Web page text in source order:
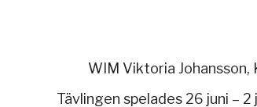
WIM Viktoria Johansson,
Tävlingen spelades 26 juni –